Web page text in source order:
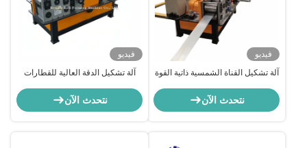
فيديو
آلة تشكيل القناة الشمسية ذاتية القوة
نتحدث الآن
فيديو
آلة تشكيل الدقة العالية للقطارات
نتحدث الآن